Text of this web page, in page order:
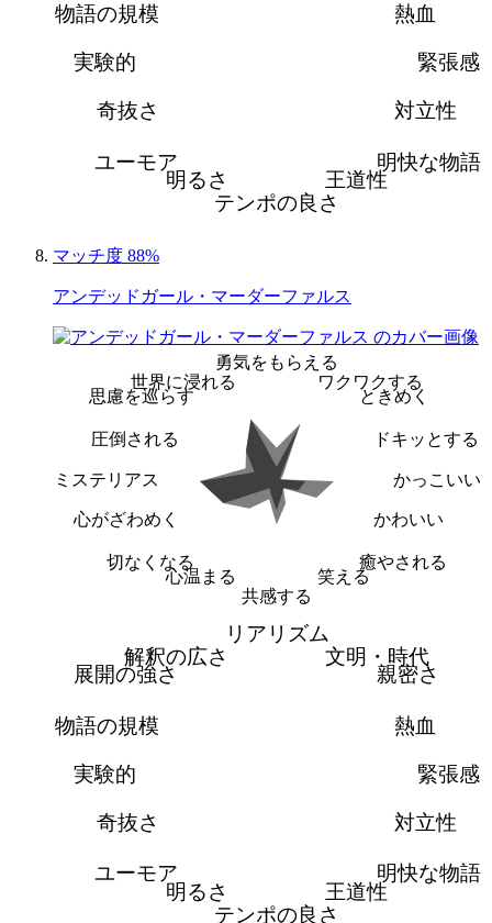
熱血
緊張感
対立性
明快な物語
王道性
テンポの良さ
明るさ
ユーモア
奇抜さ
実験的
物語の規模
マッチ度 88%
アンデッドガール・マーダーファルス
勇気をもらえる
ワクワクする
ときめく
ドキッとする
かっこいい
かわいい
癒やされる
笑える
共感する
心温まる
切なくなる
心がざわめく
ミステリアス
圧倒される
思慮を巡らす
世界に浸れる
リアリズム
文明・時代
親密さ
熱血
緊張感
対立性
明快な物語
王道性
テンポの良さ
明るさ
ユーモア
奇抜さ
実験的
物語の規模
展開の強さ
解釈の広さ